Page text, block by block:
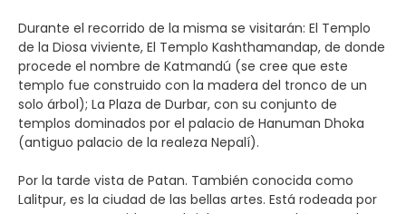
Durante el recorrido de la misma se visitarán: El Templo
de la Diosa viviente, El Templo Kashthamandap, de donde
procede el nombre de Katmandú (se cree que este
templo fue construido con la madera del tronco de un
solo árbol); La Plaza de Durbar, con su conjunto de
templos dominados por el palacio de Hanuman Dhoka
(antiguo palacio de la realeza Nepalí).
Por la tarde vista de Patan. También conocida como
Lalitpur, es la ciudad de las bellas artes. Está rodeada por